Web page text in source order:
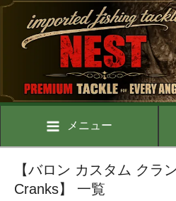
メニュー
【バロン カスタム クラ
Cranks】 一覧